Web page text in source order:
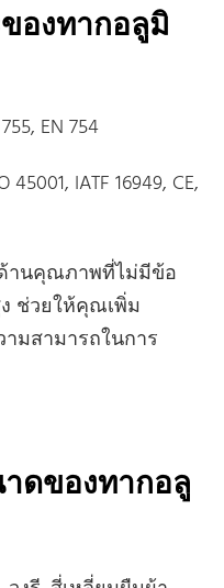
องทากอลูมิ
EN 754
45001, IATF 16949, CE,
านคุณภาพที่ไม่มีข้อ
ช่วยให้คุณเพิ่ม
มสามารถในการ
ดของทากอลู